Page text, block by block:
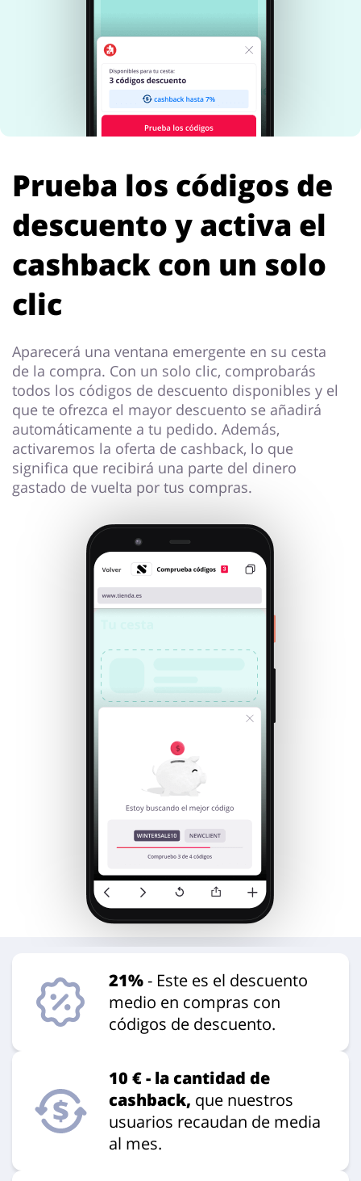
Oficina Calzado
Prueba los códigos de
descuento y activa el
cashback con un solo
clic
Aparecerá una ventana emergente en su cesta
de la compra. Con un solo clic, comprobarás
todos los códigos de descuento disponibles y el
que te ofrezca el mayor descuento se añadirá
automáticamente a tu pedido. Además,
activaremos la oferta de cashback, lo que
significa que recibirá una parte del dinero
gastado de vuelta por tus compras.
21%- Este es el descuento
medio en compras con
códigos de descuento.
10 € - la cantidad de
cashback, que nuestros
usuarios recaudan de media
al mes.